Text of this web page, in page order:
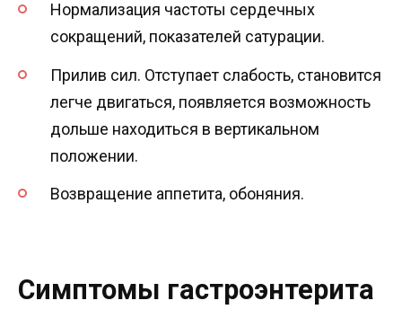
Нормализация частоты сердечных
сокращений, показателей сатурации.
Прилив сил. Отступает слабость, становится
легче двигаться, появляется возможность
дольше находиться в вертикальном
положении.
Возвращение аппетита, обоняния.
Симптомы гастроэнтерита